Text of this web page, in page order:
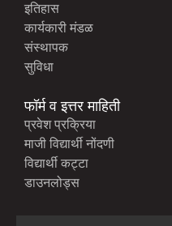
इतिहास
कार्यकारी मंडळ
संस्थापक
सुविधा
फॉर्म व इत्तर माहिती
प्रवेश प्रक्रिया
माजी विद्यार्थी नोंदणी
विद्यार्थी कट्टा
डाउनलोड्स